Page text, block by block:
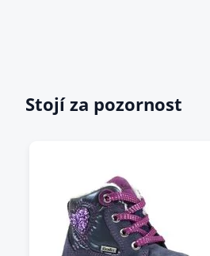
Stojí za pozornost